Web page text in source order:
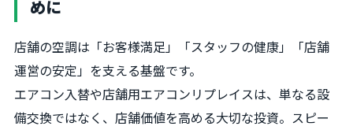
めに
店舗の空調は「お客様満足」「スタッフの健康」「店舗
運営の安定」を支える基盤です。
エアコン入替や店舗用エアコンリプレイスは、単なる設
備交換ではなく、店舗価値を高める大切な投資。スピー